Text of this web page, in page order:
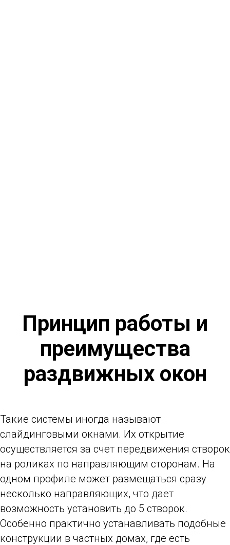
Принцип работы и
преимущества
раздвижных окон
Такие системы иногда называют
слайдинговыми окнами. Их открытие
осуществляется за счет передвижения створок
на роликах по направляющим сторонам. На
одном профиле может размещаться сразу
несколько направляющих, что дает
возможность установить до 5 створок.
Особенно практично устанавливать подобные
конструкции в частных домах, где есть